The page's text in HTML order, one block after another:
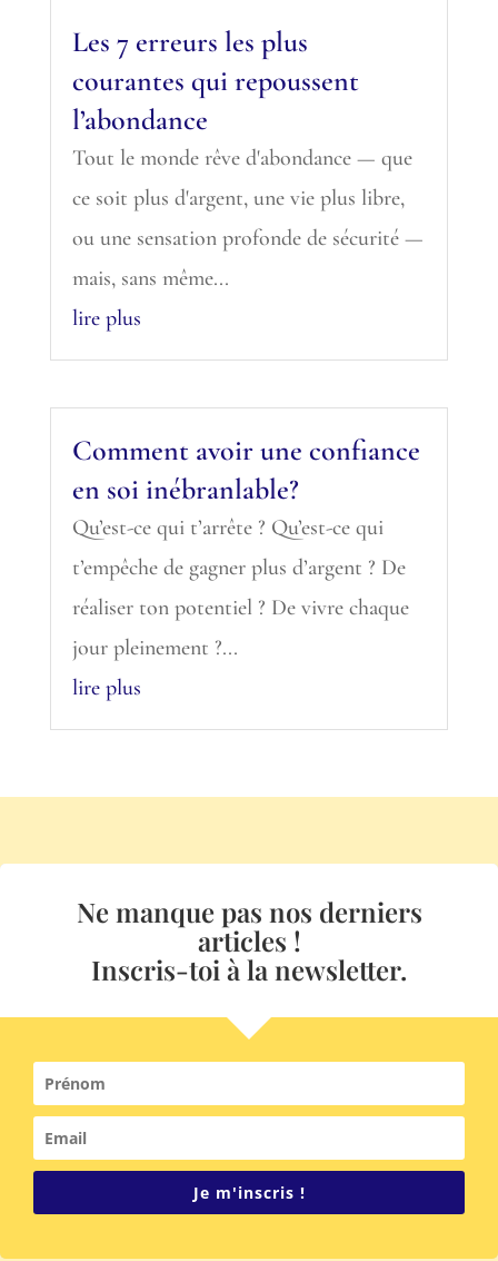
Les 7 erreurs les plus
courantes qui repoussent
l’abondance
Tout le monde rêve d'abondance — que
ce soit plus d'argent, une vie plus libre,
ou une sensation profonde de sécurité —
mais, sans même...
lire plus
Comment avoir une confiance
en soi inébranlable?
Qu’est-ce qui t’arrête ? Qu’est-ce qui
t’empêche de gagner plus d’argent ? De
réaliser ton potentiel ? De vivre chaque
jour pleinement ?...
lire plus
Ne manque pas nos derniers
articles !
Inscris-toi à la newsletter.
Je m'inscris !